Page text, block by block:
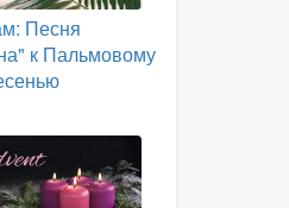
Песня
к Пальмовому